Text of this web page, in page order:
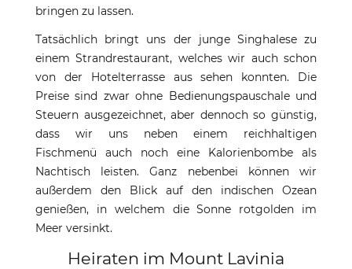
bringen zu lassen.
Tatsächlich bringt uns der junge Singhalese zu
einem Strandrestaurant, welches wir auch schon
von der Hotelterrasse aus sehen konnten. Die
Preise sind zwar ohne Bedienungspauschale und
Steuern ausgezeichnet, aber dennoch so günstig,
dass wir uns neben einem reichhaltigen
Fischmenü auch noch eine Kalorienbombe als
Nachtisch leisten. Ganz nebenbei können wir
außerdem den Blick auf den indischen Ozean
genießen, in welchem die Sonne rotgolden im
Meer versinkt.
Heiraten im Mount Lavinia